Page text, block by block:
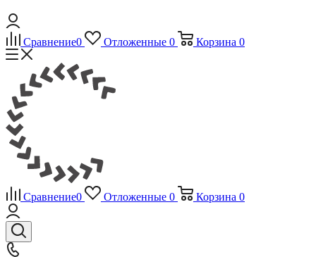
Сравнение0 Отложенные 0 Корзина 0
Сравнение0 Отложенные 0 Корзина 0